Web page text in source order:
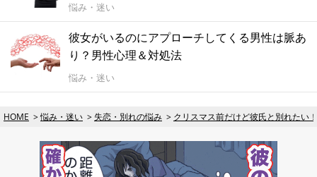
悩み・迷い
彼女がいるのにアプローチしてくる男性は脈あ
り？男性心理＆対処法
悩み・迷い
HOME 悩み・迷い 失恋・別れの悩み クリスマス前だけど彼氏と別れたい